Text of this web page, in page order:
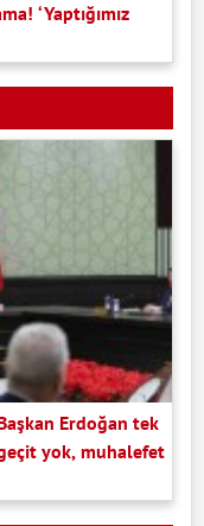
‘Yaptığımız
Erdoğan tek
yok, muhalefet